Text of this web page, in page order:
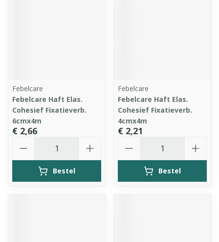
Febelcare
Febelcare Haft Elas.
Cohesief Fixatieverb.
6cmx4m
€ 2,66
Bestel
Febelcare
Febelcare Haft Elas.
Cohesief Fixatieverb.
4cmx4m
€ 2,21
Bestel